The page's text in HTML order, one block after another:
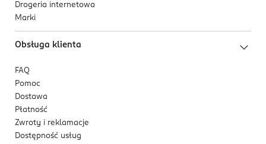
Drogeria internetowa
Marki
Obsługa klienta
FAQ
Pomoc
Dostawa
Płatność
Zwroty i reklamacje
Dostępność usług